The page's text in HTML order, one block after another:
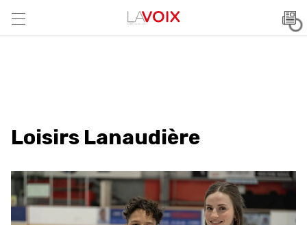
Loisirs Lanaudière